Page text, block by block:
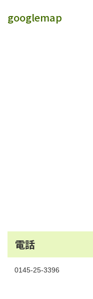
googlemap
電話
0145-25-3396